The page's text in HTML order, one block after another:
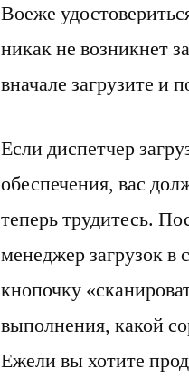
Воеже
никак не возникнет
вначале загрузите и
Если диспетчер
обеспечения, вас
теперь трудитесь.
менеджер загрузок в
кнопочку
выполнения, какой
Ежели вы хотите